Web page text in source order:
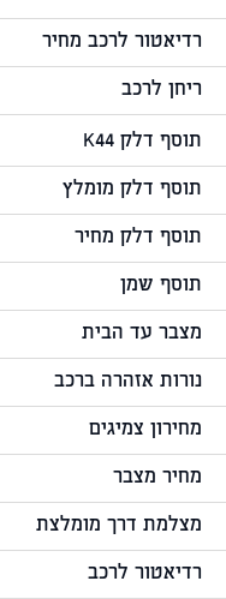
רדיאטור לרכב מחיר
ריחן לרכב
תוסף דלק K44
תוסף דלק מומלץ
תוסף דלק מחיר
תוסף שמן
מצבר עד הבית
נורות אזהרה ברכב
מחירון צמיגים
מחיר מצבר
מצלמת דרך מומלצת
רדיאטור לרכב